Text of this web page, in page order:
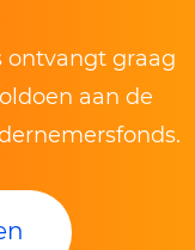
ontvangt graag
aan de